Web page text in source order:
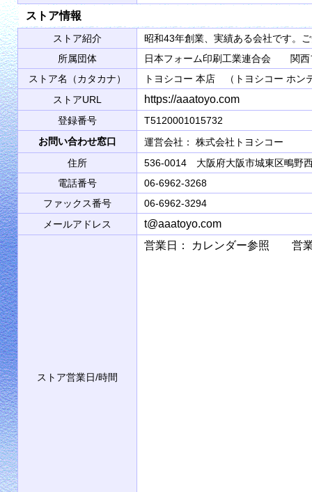
ストア情報
ストア紹介
昭和43年創業、実績ある会社です。
所属団体
日本フォーム印刷工業連合会 関
ストア名（カタカナ）
トヨシコー 本店 （トヨシコー ホン
ストアURL
https://aaatoyo.com
登録番号
T5120001015732
お問い合わせ窓口
運営会社： 株式会社トヨシコ
住所
536-0014 大阪府大阪市城東区鴫野
電話番号
06-6962-3268
ファックス番号
06-6962-3294
メールアドレス
t@aaatoyo.com
ストア営業日/時間
営業日： カレンダー参照 営業